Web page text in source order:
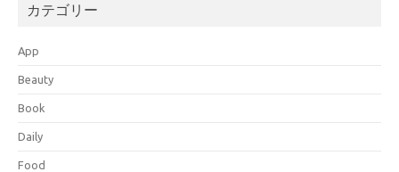
カテゴリー
App
Beauty
Book
Daily
Food